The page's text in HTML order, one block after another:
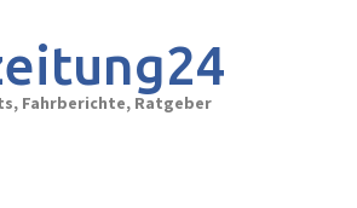
Fahrberichte, Ratgeber